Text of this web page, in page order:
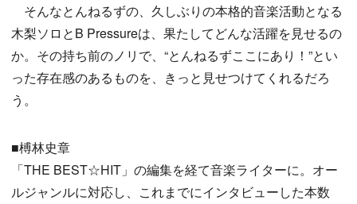
そんなとんねるずの、久しぶりの本格的音楽活動となる
木梨ソロとB Pressureは、果たしてどんな活躍を見せるの
か。その持ち前のノリで、“とんねるずここにあり！”とい
った存在感のあるものを、きっと見せつけてくれるだろ
う。
■榑林史章
「THE BEST☆HIT」の編集を経て音楽ライターに。オー
ルジャンルに対応し、これまでにインタビューした本数